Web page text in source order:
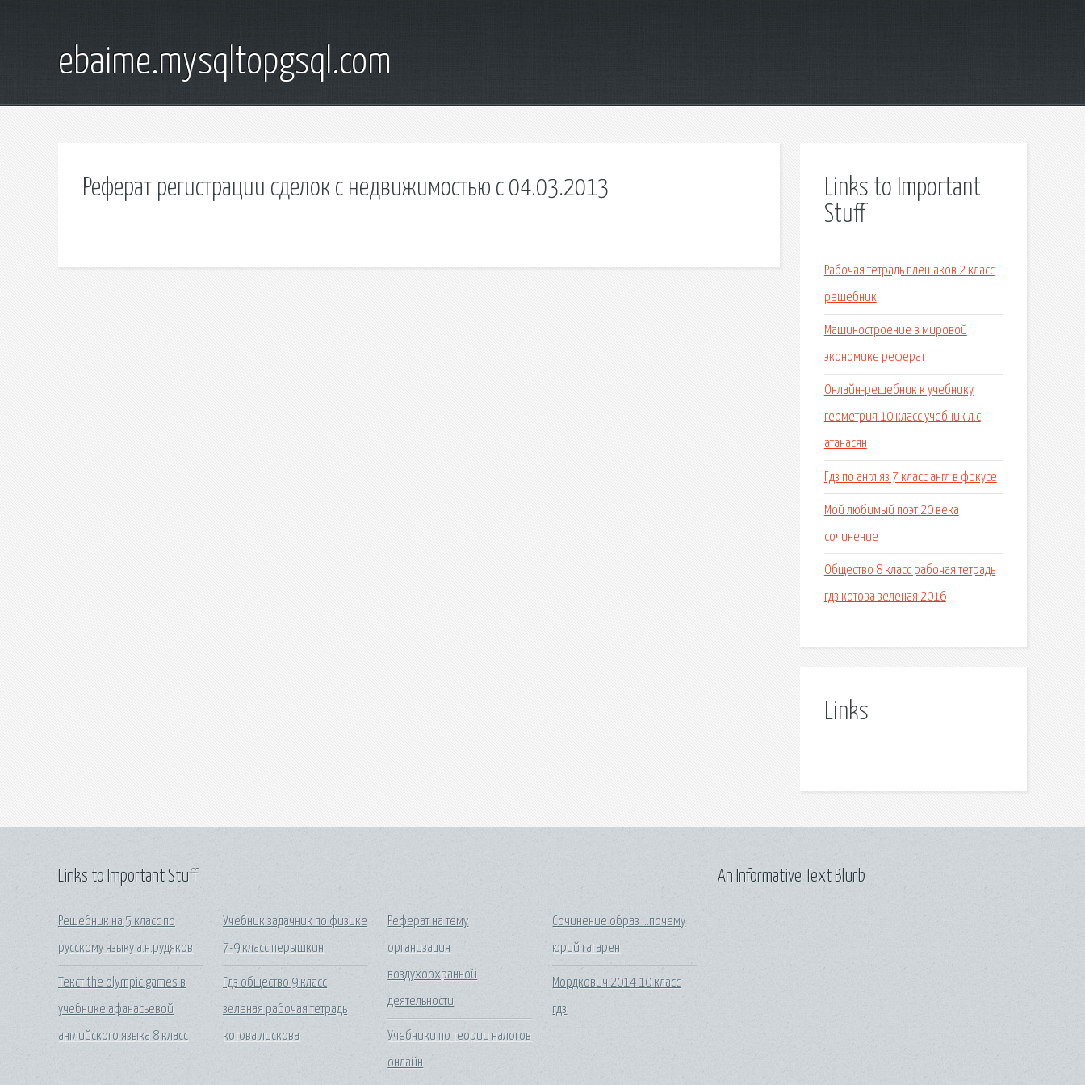
ebaime.mysqltopgsql.com
Реферат регистрации сделок с недвижимостью с 04.03.2013
Links to Important
Stuff
Рабочая тетрадь плешаков 2 класс
решебник
Машиностроение в мировой
экономике реферат
Онлайн-решебник к учебнику
геометрия 10 класс учебник л.с
атанасян
Гдз по англ яз 7 класс англ в фокусе
Мой любимый поэт 20 века
сочинение
Общество 8 класс рабочая тетрадь
гдз котова зеленая 2016
Links
Links to Important Stuff
Решебник на 5 класс по
русскому языку а.н.рудяков
Текст the olympic games в
учебнике афанасьевой
английского языка 8 класс
Учебник задачник по физике
7-9 класс перышкин
Гдз общество 9 класс
зеленая рабочая тетрадь
котова лискова
Реферат на тему
организация
воздухоохранной
деятельности
Учебники по теории налогов
онлайн
Сочинение образ ...почему
юрий гагарен
Мордкович 2014 10 класс
гдз
An Informative Text Blurb